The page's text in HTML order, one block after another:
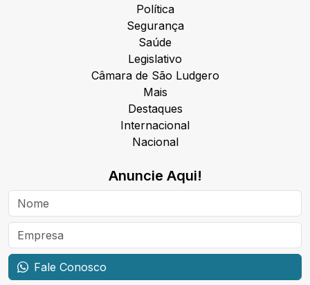
Política
Segurança
Saúde
Legislativo
Câmara de São Ludgero
Mais
Destaques
Internacional
Nacional
Anuncie Aqui!
Fale Conosco